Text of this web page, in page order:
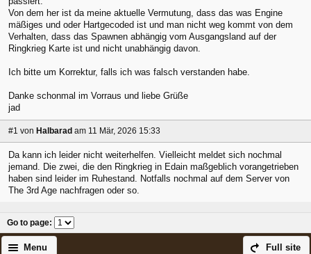
Von dem her ist da meine aktuelle Vermutung, dass das was Engine
mäßiges und oder Hartgecoded ist und man nicht weg kommt von dem
Verhalten, dass das Spawnen abhängig vom Ausgangsland auf der
Ringkrieg Karte ist und nicht unabhängig davon.
Ich bitte um Korrektur, falls ich was falsch verstanden habe.
Danke schonmal im Vorraus und liebe Grüße
jad
#1 von Halbarad am 11 Mär, 2026 15:33
Da kann ich leider nicht weiterhelfen. Vielleicht meldet sich nochmal
jemand. Die zwei, die den Ringkrieg in Edain maßgeblich vorangetrieben
haben sind leider im Ruhestand. Notfalls nochmal auf dem Server von
The 3rd Age nachfragen oder so.
Go to page:
Full site
Menu